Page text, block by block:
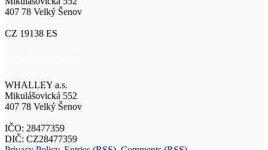
407 78 Velký Šenov
CZ 19138 ES
WHALLEY a.s.
Mikulášovická 552
407 78 Velký Šenov
IČO: 28477359
DIČ: CZ28477359